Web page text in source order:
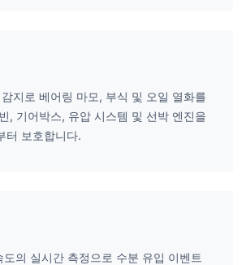
지로 베어링 마모, 부식 및 오일 열화를
, 기어박스, 유압 시스템 및 선박 엔진을
터 보호합니다.
도의 실시간 측정으로 수분 유입 이벤트